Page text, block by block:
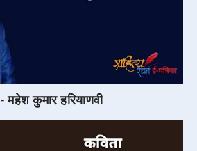
महेश कुमार हरियाणवी